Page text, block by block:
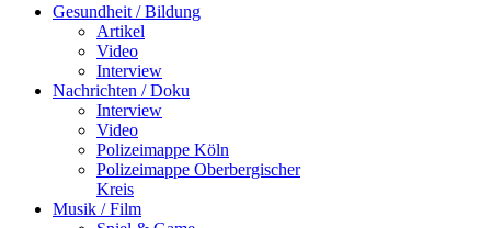
Gesundheit / Bildung
Artikel
Video
Interview
Nachrichten / Doku
Interview
Video
Polizeimappe Köln
Polizeimappe Oberbergischer
Kreis
Musik / Film